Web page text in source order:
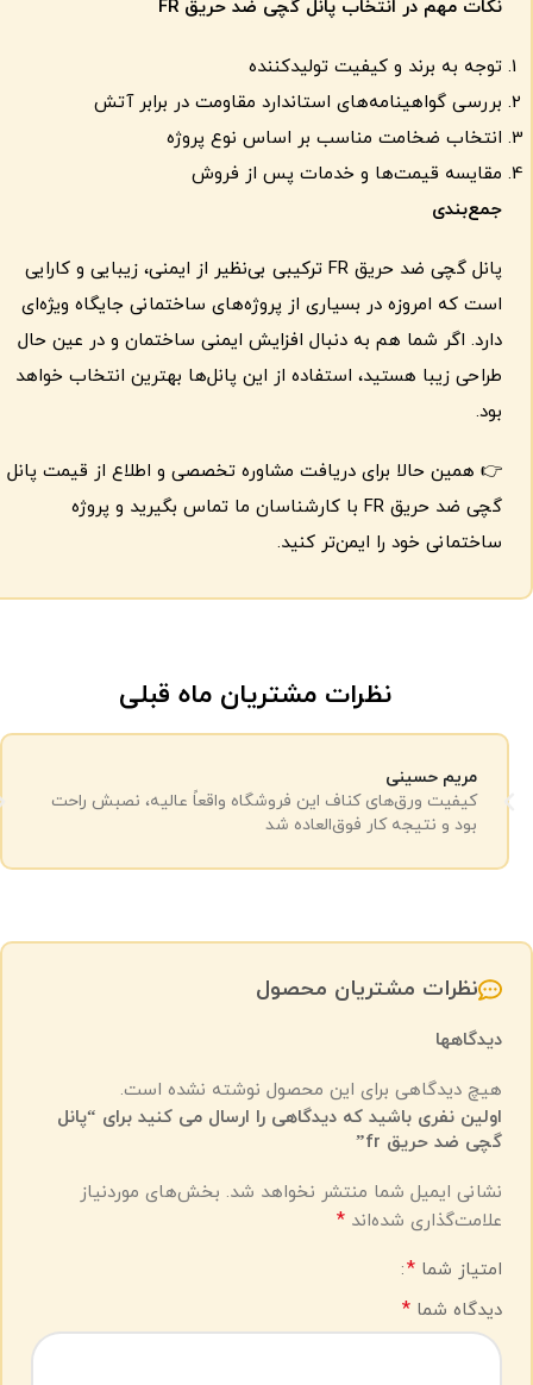
نکات مهم در انتخاب پانل گچی ضد حریق
توجه به برند و کیفیت تولیدکننده
بررسی گواهینامه‌های استاندارد مقاومت در برابر آتش
انتخاب ضخامت مناسب بر اساس نوع پروژه
مقایسه قیمت‌ها و خدمات پس از فروش
جمع‌بندی
پانل گچی ضد حریق FR ترکیبی بی‌نظیر از ایمنی، زیبایی و کارایی
است که امروزه در بسیاری از پروژه‌های ساختمانی جایگاه ویژه‌ای
دارد. اگر شما هم به دنبال افزایش ایمنی ساختمان و در عین حال
طراحی زیبا هستید، استفاده از این پانل‌ها بهترین انتخاب خواهد
بود.
👉 همین حالا برای دریافت مشاوره تخصصی و اطلاع از قیمت پانل
گچی ضد حریق FR با کارشناسان ما تماس بگیرید و پروژه
ساختمانی خود را ایمن‌تر کنید.
نظرات مشتریان ماه قبلی
مریم حسینی
کیفیت ورق‌های کناف این فروشگاه واقعاً عالیه، نصبش راحت
بود و نتیجه کار فوق‌العاده شد
نظرات مشتریان محصول
دیدگاهها
هیچ دیدگاهی برای این محصول نوشته نشده است.
اولین نفری باشید که دیدگاهی را ارسال می کنید برای “پانل
گچی ضد حریق fr”
نشانی ایمیل شما منتشر نخواهد شد. بخش‌های موردنیاز
علامت‌گذاری شده‌اند *
امتیاز شما *
دیدگاه شما *